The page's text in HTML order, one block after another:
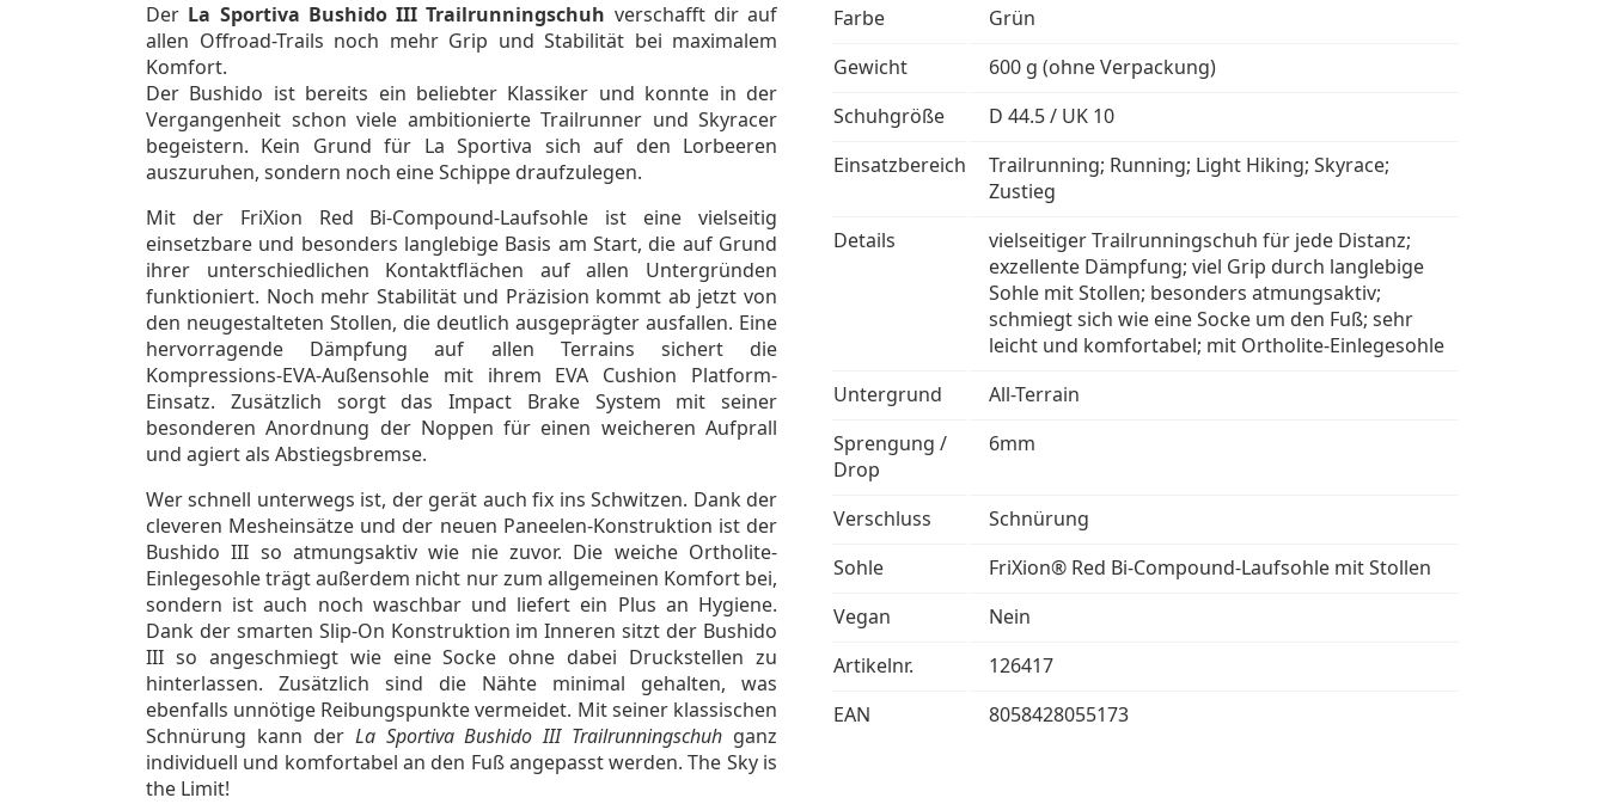
Farbe
Grün
Gewicht
600 g (ohne Verpackung)
Schuhgröße
D 44.5 / UK 10
Einsatzbereich
Trailrunning; Running; Light Hiking; Skyrace;
Zustieg
Details
vielseitiger Trailrunningschuh für jede Distanz;
exzellente Dämpfung; viel Grip durch langlebige
Sohle mit Stollen; besonders atmungsaktiv;
schmiegt sich wie eine Socke um den Fuß; sehr
leicht und komfortabel; mit Ortholite-Einlegesohle
Untergrund
All-Terrain
Sprengung /
Drop
6mm
Verschluss
Schnürung
Sohle
FriXion® Red Bi-Compound-Laufsohle mit Stollen
Vegan
Nein
Artikelnr.
126417
EAN
8058428055173
Der La Sportiva Bushido III Trailrunningschuh verschafft dir auf
allen Offroad-Trails noch mehr Grip und Stabilität bei maximalem
Komfort.
Der Bushido ist bereits ein beliebter Klassiker und konnte in der
Vergangenheit schon viele ambitionierte Trailrunner und Skyracer
begeistern. Kein Grund für La Sportiva sich auf den Lorbeeren
auszuruhen, sondern noch eine Schippe draufzulegen.
Mit der FriXion Red Bi-Compound-Laufsohle ist eine vielseitig
einsetzbare und besonders langlebige Basis am Start, die auf Grund
ihrer unterschiedlichen Kontaktflächen auf allen Untergründen
funktioniert. Noch mehr Stabilität und Präzision kommt ab jetzt von
den neugestalteten Stollen, die deutlich ausgeprägter ausfallen. Eine
hervorragende Dämpfung auf allen Terrains sichert die
Kompressions-EVA-Außensohle mit ihrem EVA Cushion Platform-
Einsatz. Zusätzlich sorgt das Impact Brake System mit seiner
besonderen Anordnung der Noppen für einen weicheren Aufprall
und agiert als Abstiegsbremse.
Wer schnell unterwegs ist, der gerät auch fix ins Schwitzen. Dank der
cleveren Mesheinsätze und der neuen Paneelen-Konstruktion ist der
Bushido III so atmungsaktiv wie nie zuvor. Die weiche Ortholite-
Einlegesohle trägt außerdem nicht nur zum allgemeinen Komfort bei,
sondern ist auch noch waschbar und liefert ein Plus an Hygiene.
Dank der smarten Slip-On Konstruktion im Inneren sitzt der Bushido
III so angeschmiegt wie eine Socke ohne dabei Druckstellen zu
hinterlassen. Zusätzlich sind die Nähte minimal gehalten, was
ebenfalls unnötige Reibungspunkte vermeidet. Mit seiner klassischen
Schnürung kann der La Sportiva Bushido III Trailrunningschuh ganz
individuell und komfortabel an den Fuß angepasst werden. The Sky is
the Limit!